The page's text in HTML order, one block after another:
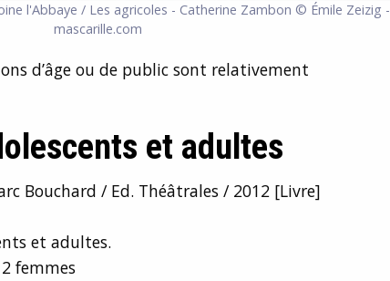
l'Abbaye / Les agricoles - Catherine Zambon © Émile Zeizig -
mascarille.com
d’âge ou de public sont relativement
et adultes
Bouchard / Ed. Théâtrales / 2012 [Livre]
et adultes.
femmes